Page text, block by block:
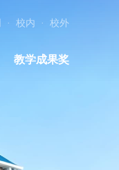
· 校内 · 校外
教学成果奖